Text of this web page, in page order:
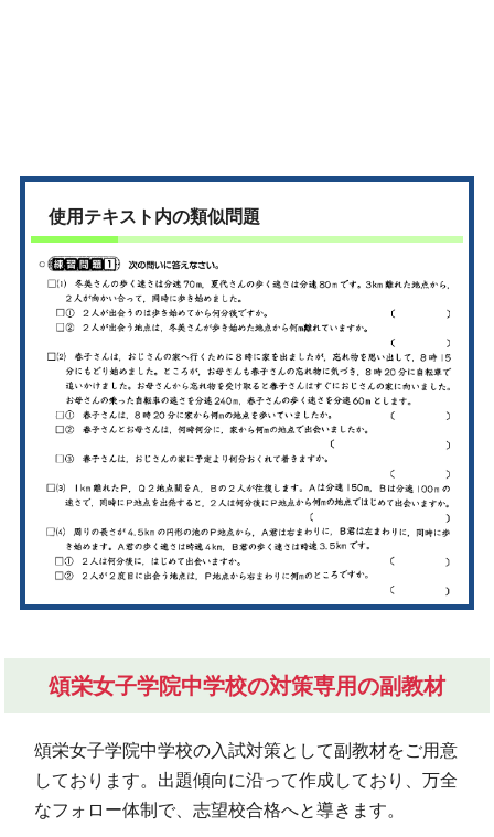
使用テキスト内の類似問題
頌栄女子学院中学校の対策専用の副教材
頌栄女子学院中学校の入試対策として副教材をご用意
しております。出題傾向に沿って作成しており、万全
なフォロー体制で、志望校合格へと導きます。